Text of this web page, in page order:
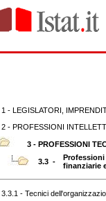
1 - LEGISLATORI,
2 - PROFESSIONI
3 - PROFESSIONI
3.3 -
finanziarie
3.3.1 - Tecnici